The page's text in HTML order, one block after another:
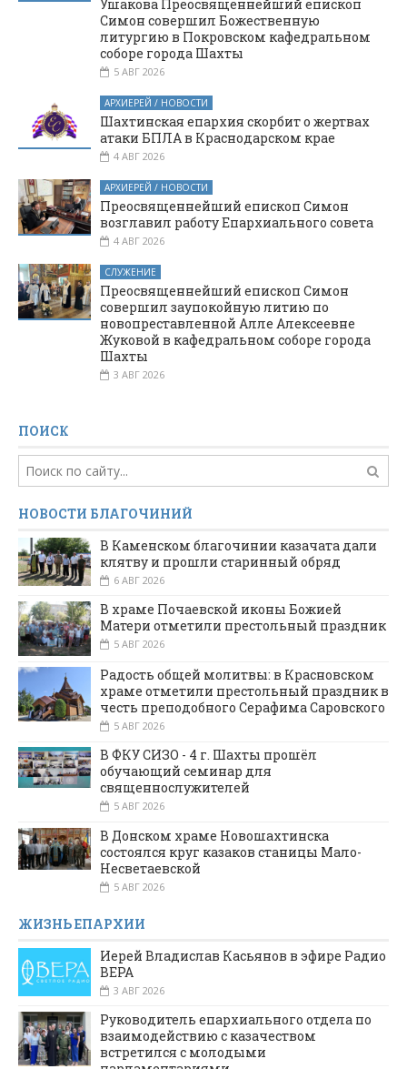
Ушакова Преосвященнейший епископ
Симон совершил Божественную
литургию в Покровском кафедральном
соборе города Шахты
5 АВГ 2026
АРХИЕРЕЙ / НОВОСТИ
Шахтинская епархия скорбит о жертвах
атаки БПЛА в Краснодарском крае
4 АВГ 2026
АРХИЕРЕЙ / НОВОСТИ
Преосвященнейший епископ Симон
возглавил работу Епархиального совета
4 АВГ 2026
СЛУЖЕНИЕ
Преосвященнейший епископ Симон
совершил заупокойную литию по
новопреставленной Алле Алексеевне
Жуковой в кафедральном соборе города
Шахты
3 АВГ 2026
ПОИСК
НОВОСТИ БЛАГОЧИНИЙ
В Каменском благочинии казачата дали
клятву и прошли старинный обряд
6 АВГ 2026
В храме Почаевской иконы Божией
Матери отметили престольный праздник
5 АВГ 2026
Радость общей молитвы: в Красновском
храме отметили престольный праздник в
честь преподобного Серафима Саровского
5 АВГ 2026
В ФКУ СИЗО - 4 г. Шахты прошёл
обучающий семинар для
священнослужителей
5 АВГ 2026
В Донском храме Новошахтинска
состоялся круг казаков станицы Мало-
Несветаевской
5 АВГ 2026
ЖИЗНЬ ЕПАРХИИ
Иерей Владислав Касьянов в эфире Радио
ВЕРА
3 АВГ 2026
Руководитель епархиального отдела по
взаимодействию с казачеством
встретился с молодыми